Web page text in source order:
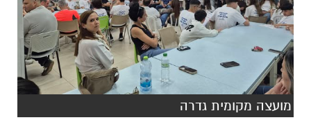
מועצה מקומית גדרה